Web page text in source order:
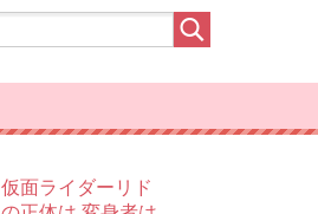
仮面ライダーリド